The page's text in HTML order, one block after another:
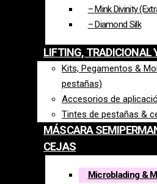
– Mink Divinity
– Diamond Silk
LIFTING, TRADICIONAL
Kits, Pegamentos &
pestañas)
Accesorios de
Tintes de pestañas &
MÁSCARA
CEJAS
Microblading &
Rango de precios:
Kit Lifting Coreano BEAUTY WAVE
Añadir al carrito
LIFT-031-KOREANO Categoría:
Compartir
Descripción
Información adicional